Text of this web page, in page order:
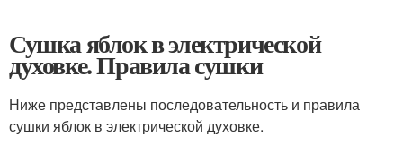
Сушка яблок в электрической
духовке. Правила сушки
Ниже представлены последовательность и правила
сушки яблок в электрической духовке.